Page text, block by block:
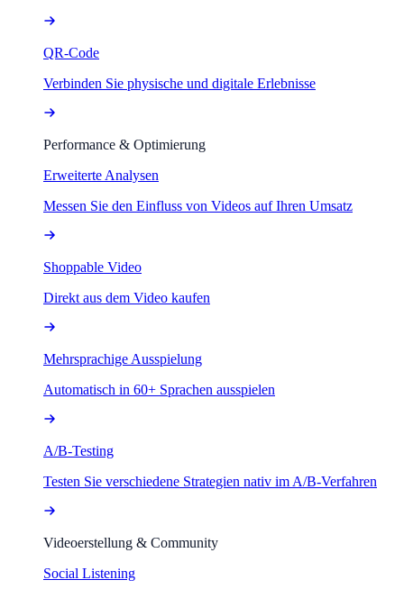
QR-Code
Verbinden Sie physische und digitale Erlebnisse
Performance & Optimierung
Erweiterte Analysen
Messen Sie den Einfluss von Videos auf Ihren Umsatz
Shoppable Video
Direkt aus dem Video kaufen
Mehrsprachige Ausspielung
Automatisch in 60+ Sprachen ausspielen
A/B-Testing
Testen Sie verschiedene Strategien nativ im A/B-Verfahren
Videoerstellung & Community
Social Listening